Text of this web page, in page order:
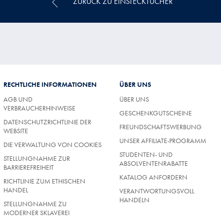
RECHTLICHE INFORMATIONEN
AGB UND
VERBRAUCHERHINWEISE
DATENSCHUTZRICHTLINIE DER
WEBSITE
DIE VERWALTUNG VON COOKIES
STELLUNGNAHME ZUR
BARRIEREFREIHEIT
RICHTLINIE ZUM ETHISCHEN
HANDEL
STELLUNGNAHME ZU
MODERNER SKLAVEREI
ÜBER UNS
ÜBER UNS
GESCHENKGUTSCHEINE
FREUNDSCHAFTSWERBUNG
UNSER AFFILIATE-PROGRAMM
STUDENTEN- UND
ABSOLVENTENRABATTE
KATALOG ANFORDERN
VERANTWORTUNGSVOLL
HANDELN